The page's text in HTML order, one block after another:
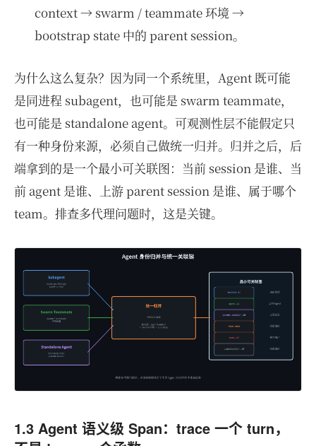
context → swarm / teammate 环境 →
bootstrap state 中的 parent session。
为什么这么复杂？因为同一个系统里，Agent 既可能
是同进程 subagent，也可能是 swarm teammate，
也可能是 standalone agent。可观测性层不能假定只
有一种身份来源，必须自己做统一归并。归并之后，后
端拿到的是一个最小可关联图：当前 session 是谁、当
前 agent 是谁、上游 parent session 是谁、属于哪个
team。排查多代理问题时，这是关键。
1.3 Agent 语义级 Span：trace 一个 turn，